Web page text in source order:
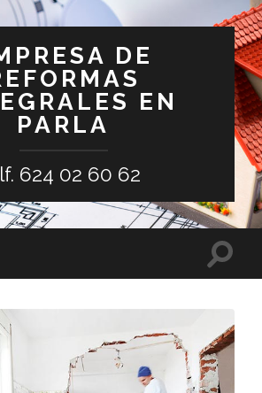
DE
EN
PARLA
624 02 60 62